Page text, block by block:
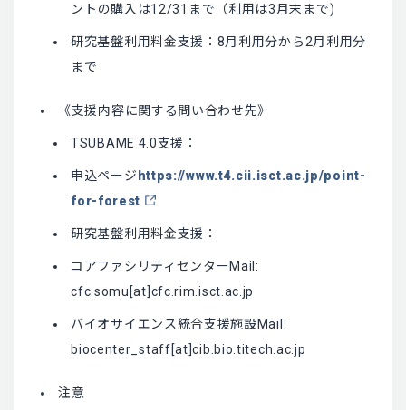
ントの購入は12/31まで（利用は3月末まで)
研究基盤利用料金支援：8月利用分から2月利用分
まで
《支援内容に関する問い合わせ先》
TSUBAME 4.0支援：
申込ページhttps://www.t4.cii.isct.ac.jp/point-
for-forest
研究基盤利用料金支援：
コアファシリティセンターMail:
cfc.somu[at]cfc.rim.isct.ac.jp
バイオサイエンス統合支援施設Mail:
biocenter_staff[at]cib.bio.titech.ac.jp
注意